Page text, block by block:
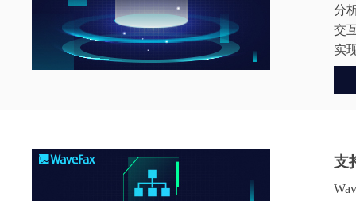
分
交
实
支